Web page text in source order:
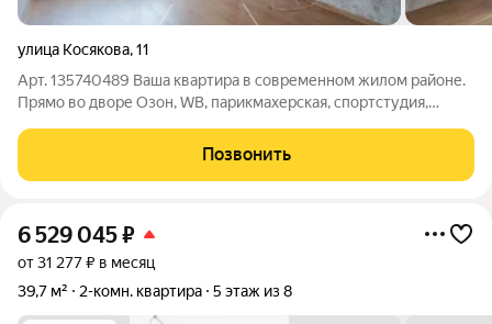
улица Косякова,11
Арт. 135740489 Ваша квартира в современном жилом районе.
Прямо во дворе Озон, WB, парикмахерская, спортстудия,
и сервисы. Отличная транспортная доступность. На
прилегающей территории всегда
Позвонить
6 529 045₽
от 31 277 ₽ в месяц
39,7 м²
2-комн. квартира 5 этаж из 8